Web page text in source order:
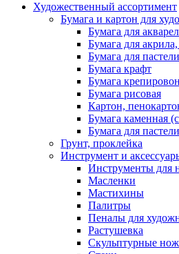
Художественный ассортимент
Бумага и картон для
Бумага для
Бумага для
Бумага для пастели
Бумага крафт
Бумага
Бумага рисовая
Картон,
Бумага каменная
Бумага для
Грунт, проклейка
Инструмент и
Инструменты для
Масленки
Мастихины
Палитры
Пеналы для
Растушевка
Скульптурные